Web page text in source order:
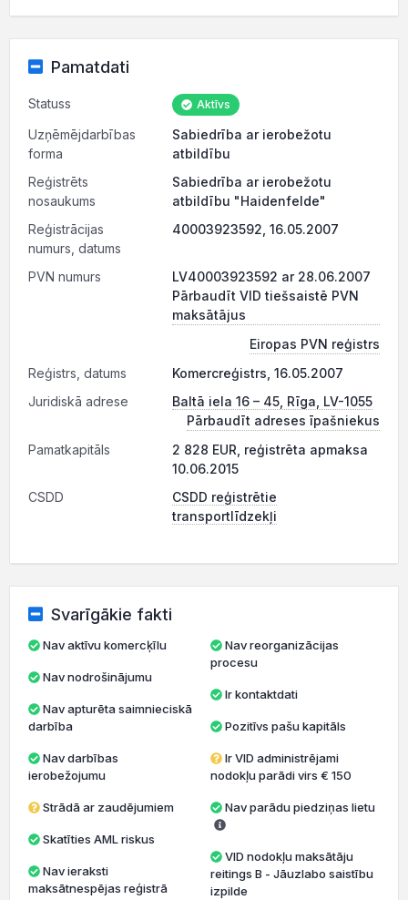
Pamatdati
Statuss Aktīvs
Uzņēmējdarbības
forma
Sabiedrība ar ierobežotu
atbildību
Reģistrēts
nosaukums
Sabiedrība ar ierobežotu
atbildību "Haidenfelde"
Reģistrācijas
numurs, datums
40003923592, 16.05.2007
PVN numurs
LV40003923592 ar 28.06.2007
Pārbaudīt VID tiešsaistē PVN
maksātājus
Eiropas PVN reģistrs
Reģistrs, datums
Komercreģistrs, 16.05.2007
Juridiskā adrese
Baltā iela 16 – 45, Rīga, LV-1055
Pārbaudīt adreses īpašniekus
Pamatkapitāls
2 828 EUR, reģistrēta apmaksa
10.06.2015
CSDD
CSDD reģistrētie
transportlīdzekļi
Svarīgākie fakti
Nav aktīvu komercķīlu
Nav nodrošinājumu
darbība
ierobežojumu
Strādā ar zaudējumiem
Skatīties AML riskus
maksātnespējas reģistrā
Nav reorganizācijas
procesu
Ir kontaktdati
Pozitīvs pašu kapitāls
Ir VID administrējami
nodokļu parādi virs € 150
Nav parādu piedziņas lietu
VID nodokļu maksātāju
reitings B - Jāuzlabo saistību
izpilde